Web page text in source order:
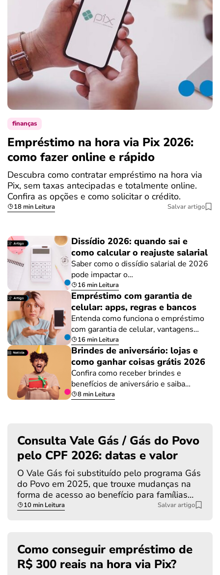
finanças
Empréstimo na hora via Pix 2026:
como fazer online e rápido
Descubra como contratar empréstimo na hora via
Pix, sem taxas antecipadas e totalmente online.
Confira as opções e como solicitar o crédito.
18 min Leitura Salvar artigo
Dissídio 2026: quando sai e
como calcular o reajuste salarial
Saber como o dissídio salarial de 2026
pode impactar o…
16 min Leitura
Empréstimo com garantia de
celular: apps, regras e bancos
Entenda como funciona o empréstimo
com garantia de celular, vantagens…
16 min Leitura
Brindes de aniversário: lojas e
como ganhar coisas grátis 2026
Confira como receber brindes e
benefícios de aniversário e saiba…
8 min Leitura
Consulta Vale Gás / Gás do Povo
pelo CPF 2026: datas e valor
O Vale Gás foi substituído pelo programa Gás
do Povo em 2025, que trouxe mudanças na
forma de acesso ao benefício para famílias…
10 min Leitura Salvar artigo
Como conseguir empréstimo de
R$ 300 reais na hora via Pix?